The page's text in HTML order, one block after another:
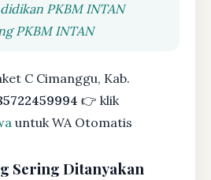
PKBM INTAN
PKBM INTAN
C Cimanggu, Kab.
👉 klik
untuk WA Otomatis
Sering Ditanyakan